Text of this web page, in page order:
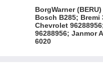
BorgWarner
Bosch B285; Bremi
Chevrolet
96288956; Janmor
6020